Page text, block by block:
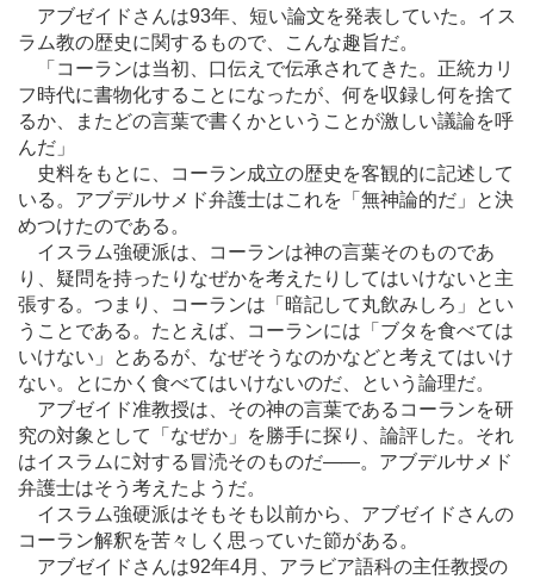
アブゼイドさんは93年、短い論文を発表していた。イス
ラム教の歴史に関するもので、こんな趣旨だ。
「コーランは当初、口伝えで伝承されてきた。正統カリ
フ時代に書物化することになったが、何を収録し何を捨て
るか、またどの言葉で書くかということが激しい議論を呼
んだ」
史料をもとに、コーラン成立の歴史を客観的に記述して
いる。アブデルサメド弁護士はこれを「無神論的だ」と決
めつけたのである。
イスラム強硬派は、コーランは神の言葉そのものであ
り、疑問を持ったりなぜかを考えたりしてはいけないと主
張する。つまり、コーランは「暗記して丸飲みしろ」とい
うことである。たとえば、コーランには「ブタを食べては
いけない」とあるが、なぜそうなのかなどと考えてはいけ
ない。とにかく食べてはいけないのだ、という論理だ。
アブゼイド准教授は、その神の言葉であるコーランを研
究の対象として「なぜか」を勝手に探り、論評した。それ
はイスラムに対する冒涜そのものだ――。アブデルサメド
弁護士はそう考えたようだ。
イスラム強硬派はそもそも以前から、アブゼイドさんの
コーラン解釈を苦々しく思っていた節がある。
アブゼイドさんは92年4月、アラビア語科の主任教授の